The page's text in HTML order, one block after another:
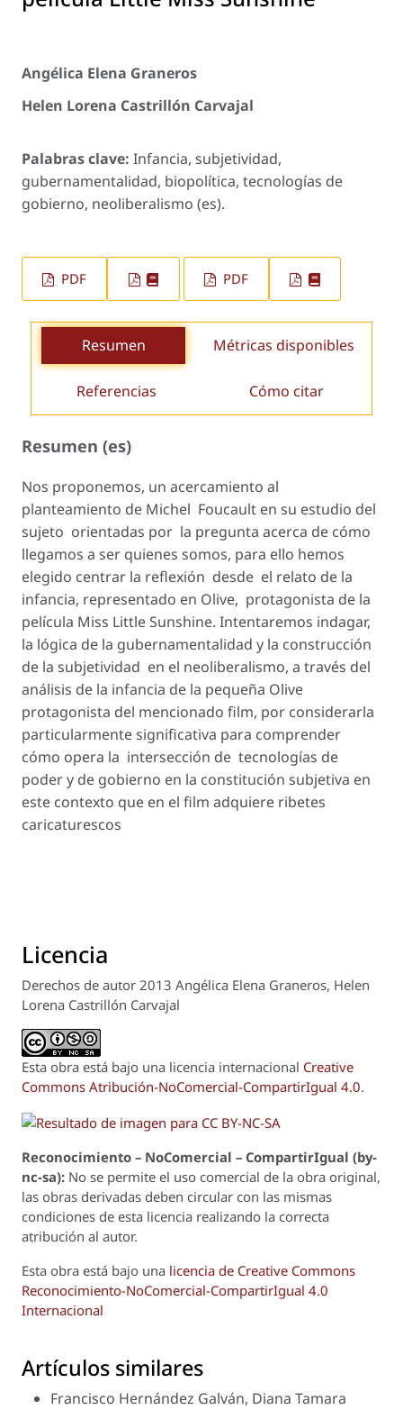
Angélica Elena Graneros
Helen Lorena Castrillón Carvajal
Palabras clave: Infancia, subjetividad,
gubernamentalidad, biopolítica, tecnologías de
gobierno, neoliberalismo (es).
PDF PDF
Resumen Métricas disponibles
Referencias Cómo citar
Resumen (es)
Nos proponemos, un acercamiento al
planteamiento de Michel Foucault en su estudio del
sujeto orientadas por la pregunta acerca de cómo
llegamos a ser quienes somos, para ello hemos
elegido centrar la reflexión desde el relato de la
infancia, representado en Olive, protagonista de la
película Miss Little Sunshine. Intentaremos indagar,
la lógica de la gubernamentalidad y la construcción
de la subjetividad en el neoliberalismo, a través del
análisis de la infancia de la pequeña Olive
protagonista del mencionado film, por considerarla
particularmente significativa para comprender
cómo opera la intersección de tecnologías de
poder y de gobierno en la constitución subjetiva en
este contexto que en el film adquiere ribetes
caricaturescos
Licencia
Derechos de autor 2013 Angélica Elena Graneros, Helen
Lorena Castrillón Carvajal
Esta obra está bajo una licencia internacional Creative
Commons Atribución-NoComercial-CompartirIgual 4.0.
Reconocimiento – NoComercial – CompartirIgual (by-
nc-sa): No se permite el uso comercial de la obra original,
las obras derivadas deben circular con las mismas
condiciones de esta licencia realizando la correcta
atribución al autor.
Esta obra está bajo una licencia de Creative Commons
Reconocimiento-NoComercial-CompartirIgual 4.0
Internacional
Artículos similares
Francisco Hernández Galván, Diana Tamara